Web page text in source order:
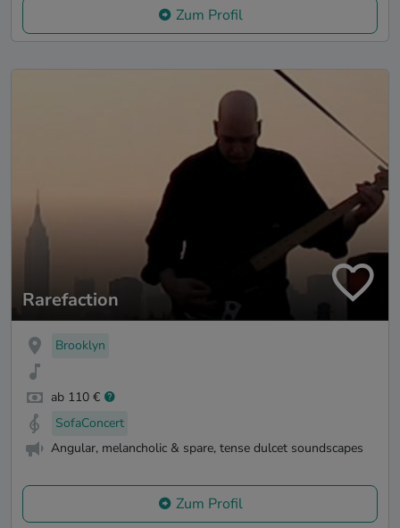
Zum Profil
Rarefaction
Brooklyn
ab 110 €
SofaConcert
Angular, melancholic & spare, tense dulcet soundscapes
Zum Profil